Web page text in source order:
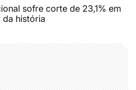
sofre corte de 23,1% em
história